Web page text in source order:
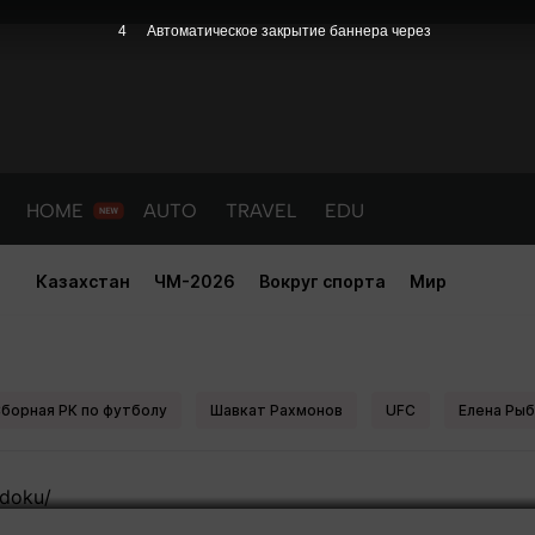
HOME AUTO TRAVEL EDU
Казахстан ЧМ-2026 Вокруг спорта Мир
РК по футболу Шавкат Рахмонов UFC Елена
с женой из-за ДНК-
на роды
3 Автоматическое закрытие баннера через